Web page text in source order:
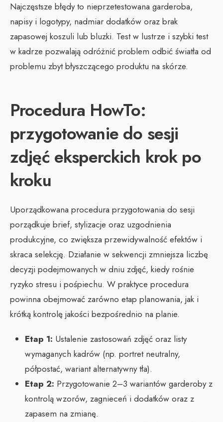
Najczęstsze błędy to nieprzetestowana garderoba,
napisy i logotypy, nadmiar dodatków oraz brak
zapasowej koszuli lub bluzki. Test w lustrze i szybki test
w kadrze pozwalają odróżnić problem odbić światła od
problemu zbyt błyszczącego produktu na skórze.
Procedura HowTo:
przygotowanie do sesji
zdjęć eksperckich krok po
kroku
Uporządkowana procedura przygotowania do sesji
porządkuje brief, stylizacje oraz uzgodnienia
produkcyjne, co zwiększa przewidywalność efektów i
skraca selekcję. Działanie w sekwencji zmniejsza liczbę
decyzji podejmowanych w dniu zdjęć, kiedy rośnie
ryzyko stresu i pośpiechu. W praktyce procedura
powinna obejmować zarówno etap planowania, jak i
krótką kontrolę jakości bezpośrednio na planie.
Etap 1: Ustalenie zastosowań zdjęć oraz listy
wymaganych kadrów (np. portret neutralny,
półpostać, wariant alternatywny tła).
Etap 2: Przygotowanie 2–3 wariantów garderoby z
kontrolą wzorów, zagnieceń i dodatków oraz z
zapasem na zmianę.